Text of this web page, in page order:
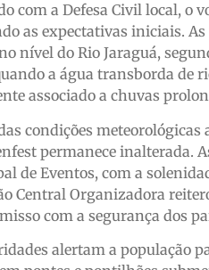
com a Defesa Civil local,
as expectativas iniciais.
nível do Rio Jaraguá,
a água transborda de
associado a chuvas
condições
permanece inalterada.
de Eventos, com a
Central Organizadora
com a segurança dos
alertam a população